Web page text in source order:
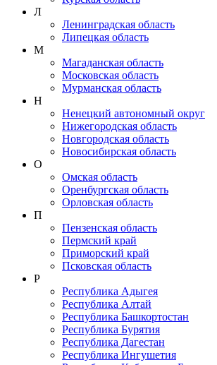
Л
Ленинградская область
Липецкая область
М
Магаданская область
Московская область
Мурманская область
Н
Ненецкий автономный округ
Нижегородская область
Новгородская область
Новосибирская область
О
Омская область
Оренбургская область
Орловская область
П
Пензенская область
Пермский край
Приморский край
Псковская область
Р
Республика Адыгея
Республика Алтай
Республика Башкортостан
Республика Бурятия
Республика Дагестан
Республика Ингушетия